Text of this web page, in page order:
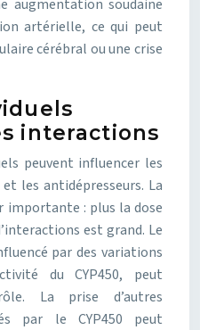
augmentation soudaine
artérielle, ce qui peut
cérébral ou une crise
interactions
peuvent influencer les
les antidépresseurs. La
importante : plus la dose
est grand. Le
par des variations
du CYP450, peut
La prise d’autres
par le CYP450 peut